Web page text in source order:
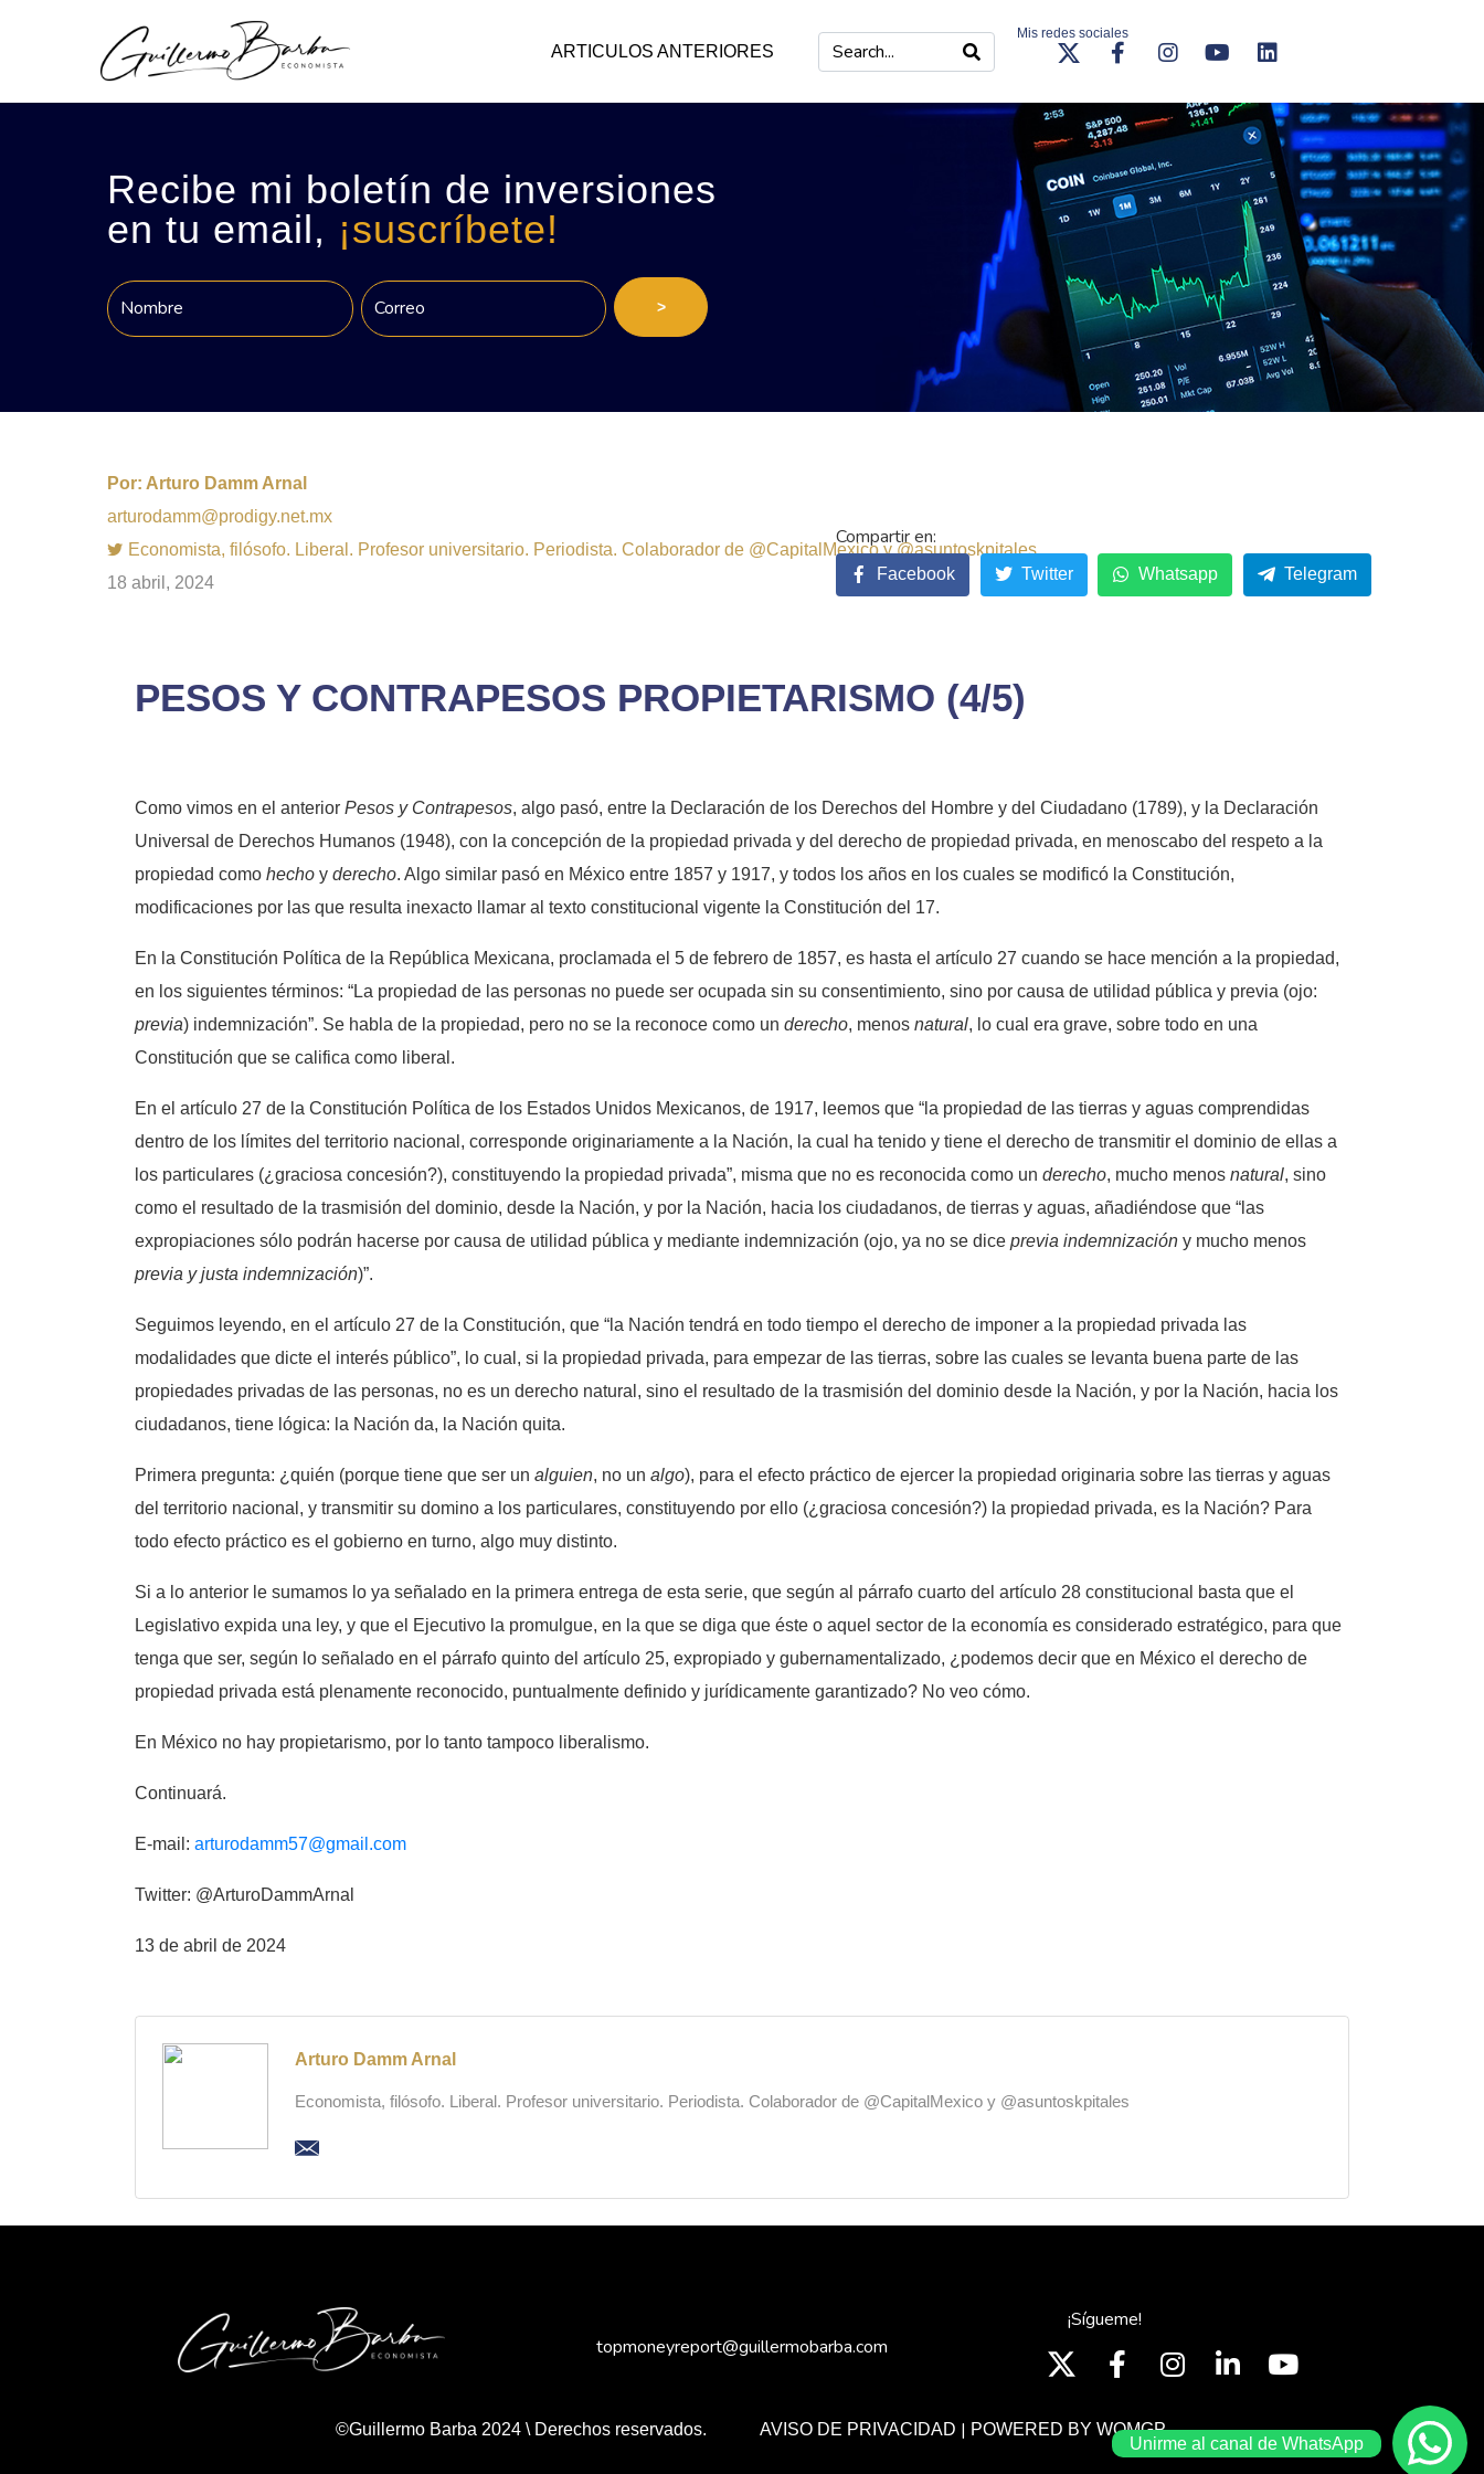
ARTICULOS ANTERIORES
Mis redes sociales
Recibe mi boletín de inversiones
en tu email, ¡suscríbete!
>
Por: Arturo Damm Arnal
arturodamm@prodigy.net.mx
Economista, filósofo. Liberal. Profesor universitario. Periodista. Colaborador de @CapitalMexico y @asuntoskpitales
18 abril, 2024
PESOS Y CONTRAPESOS PROPIETARISMO (4/5)
Como vimos en el anterior Pesos y Contrapesos, algo pasó, entre la Declaración de los Derechos del Hombre y del Ciudadano (1789), y la Declaración
Universal de Derechos Humanos (1948), con la concepción de la propiedad privada y del derecho de propiedad privada, en menoscabo del respeto a la
propiedad como hecho y derecho. Algo similar pasó en México entre 1857 y 1917, y todos los años en los cuales se modificó la Constitución,
modificaciones por las que resulta inexacto llamar al texto constitucional vigente la Constitución del 17.
En la Constitución Política de la República Mexicana, proclamada el 5 de febrero de 1857, es hasta el artículo 27 cuando se hace mención a la propiedad,
en los siguientes términos: “La propiedad de las personas no puede ser ocupada sin su consentimiento, sino por causa de utilidad pública y previa (ojo:
previa) indemnización”. Se habla de la propiedad, pero no se la reconoce como un derecho, menos natural, lo cual era grave, sobre todo en una
Constitución que se califica como liberal.
En el artículo 27 de la Constitución Política de los Estados Unidos Mexicanos, de 1917, leemos que “la propiedad de las tierras y aguas comprendidas
dentro de los límites del territorio nacional, corresponde originariamente a la Nación, la cual ha tenido y tiene el derecho de transmitir el dominio de ellas a
los particulares (¿graciosa concesión?), constituyendo la propiedad privada”, misma que no es reconocida como un derecho, mucho menos natural, sino
como el resultado de la trasmisión del dominio, desde la Nación, y por la Nación, hacia los ciudadanos, de tierras y aguas, añadiéndose que “las
expropiaciones sólo podrán hacerse por causa de utilidad pública y mediante indemnización (ojo, ya no se dice previa indemnización y mucho menos
previa y justa indemnización)”.
Seguimos leyendo, en el artículo 27 de la Constitución, que “la Nación tendrá en todo tiempo el derecho de imponer a la propiedad privada las
modalidades que dicte el interés público”, lo cual, si la propiedad privada, para empezar de las tierras, sobre las cuales se levanta buena parte de las
propiedades privadas de las personas, no es un derecho natural, sino el resultado de la trasmisión del dominio desde la Nación, y por la Nación, hacia los
ciudadanos, tiene lógica: la Nación da, la Nación quita.
Primera pregunta: ¿quién (porque tiene que ser un alguien, no un algo), para el efecto práctico de ejercer la propiedad originaria sobre las tierras y aguas
del territorio nacional, y transmitir su domino a los particulares, constituyendo por ello (¿graciosa concesión?) la propiedad privada, es la Nación? Para
todo efecto práctico es el gobierno en turno, algo muy distinto.
Si a lo anterior le sumamos lo ya señalado en la primera entrega de esta serie, que según al párrafo cuarto del artículo 28 constitucional basta que el
Legislativo expida una ley, y que el Ejecutivo la promulgue, en la que se diga que éste o aquel sector de la economía es considerado estratégico, para que
tenga que ser, según lo señalado en el párrafo quinto del artículo 25, expropiado y gubernamentalizado, ¿podemos decir que en México el derecho de
propiedad privada está plenamente reconocido, puntualmente definido y jurídicamente garantizado? No veo cómo.
En México no hay propietarismo, por lo tanto tampoco liberalismo.
Continuará.
E-mail: arturodamm57@gmail.com
Twitter: @ArturoDammArnal
13 de abril de 2024
Facebook Twitter Whatsapp Telegram
Arturo Damm Arnal
Economista, filósofo. Liberal. Profesor universitario. Periodista. Colaborador de @CapitalMexico y @asuntoskpitales
topmoneyreport@guillermobarba.com
¡Sígueme!
©Guillermo Barba 2024 \ Derechos reservados. AVISO DE PRIVACIDAD | POWERED BY WOMGP
Unirme al canal de WhatsApp